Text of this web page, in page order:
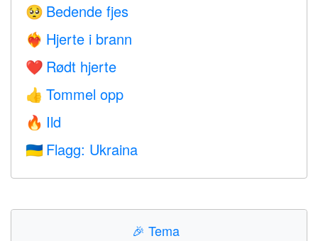
🥺 Bedende fjes
❤️‍🔥 Hjerte i brann
❤️ Rødt hjerte
👍 Tommel opp
🔥 Ild
🇺🇦 Flagg: Ukraina
🎉 Tema